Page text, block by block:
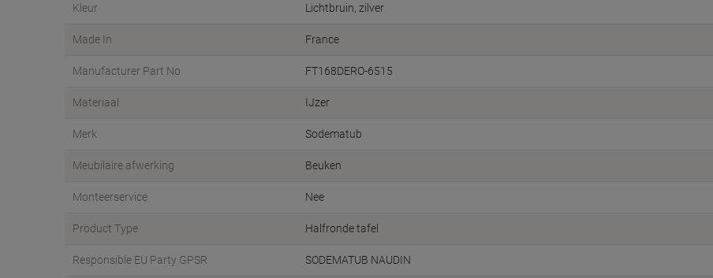
Kleur Lichtbruin, zilver
Made In France
Manufacturer Part No FT168DERO-6515
Materiaal IJzer
Merk Sodematub
Meubilaire afwerking Beuken
Monteerservice Nee
Product Type Halfronde tafel
Responsible EU Party GPSR SODEMATUB NAUDIN